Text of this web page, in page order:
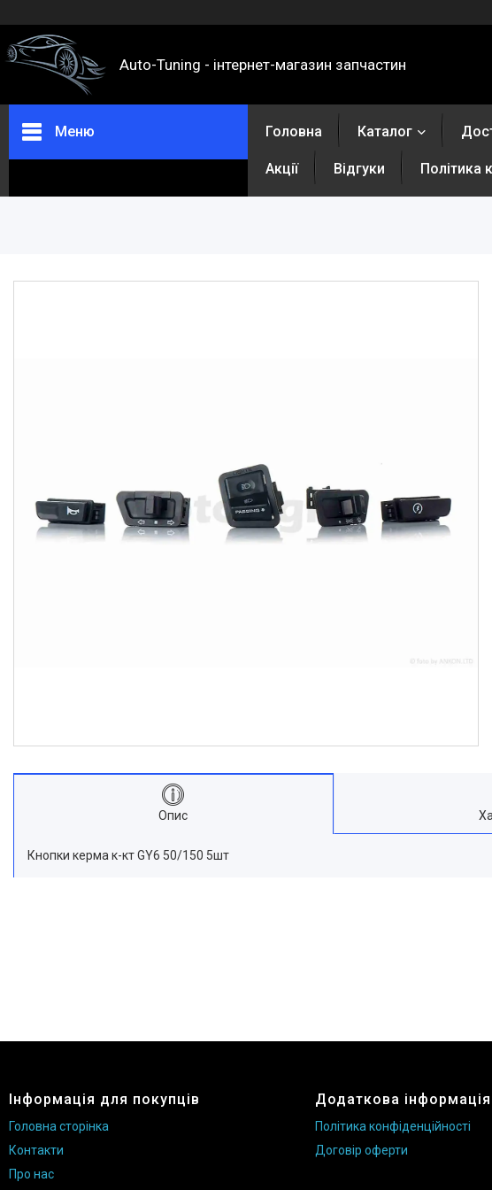
Auto-Tuning - інтернет-магазин запчастин
Меню Головна Каталог
Акції Відгуки Політика
Опис
Кнопки керма к-кт GY6 50/150 5шт
Інформація для покупців
Головна сторінка
Контакти
Про нас
Додаткова інформація
Політика конфіденційності
Договір оферти